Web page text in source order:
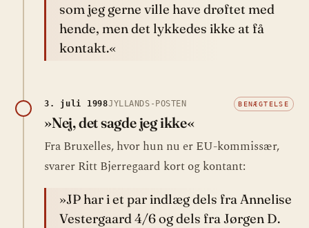
som jeg gerne ville have drøftet med
hende, men det lykkedes ikke at få
kontakt.«
3. juli 1998JYLLANDS-POSTEN BENÆGTELSE
»Nej, det sagde jeg ikke«
Fra Bruxelles, hvor hun nu er EU-kommissær,
svarer Ritt Bjerregaard kort og kontant:
»JP har i et par indlæg dels fra Annelise
Vestergaard 4/6 og dels fra Jørgen D.